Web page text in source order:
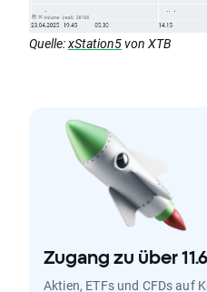
Quelle:xStation5von XTB
Zugang zu über
Aktien, ETFs und CFDs auf